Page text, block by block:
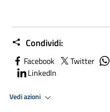
Condividi:
Facebook Twitter
LinkedIn
Vedi azioni